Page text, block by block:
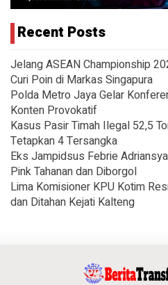
Recent Posts
Jelang ASEAN Championship
Curi Poin di Markas Singapura
Polda Metro Jaya Gelar
Konten Provokatif
Kasus Pasir Timah Ilegal 52,5
Tetapkan 4 Tersangka
Eks Jampidsus Febrie
Pink Tahanan dan Diborgol
Lima Komisioner KPU Kotim
dan Ditahan Kejati Kalteng